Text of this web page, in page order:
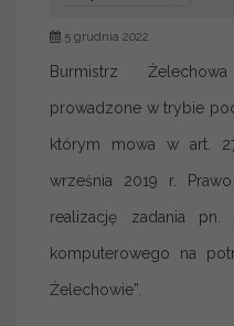
5 grudnia 2022
Burmistrz
prowadzone w trybie
którym mowa w art.
września 2019 r.
realizację zadania
komputerowego na
Żelechowie”.